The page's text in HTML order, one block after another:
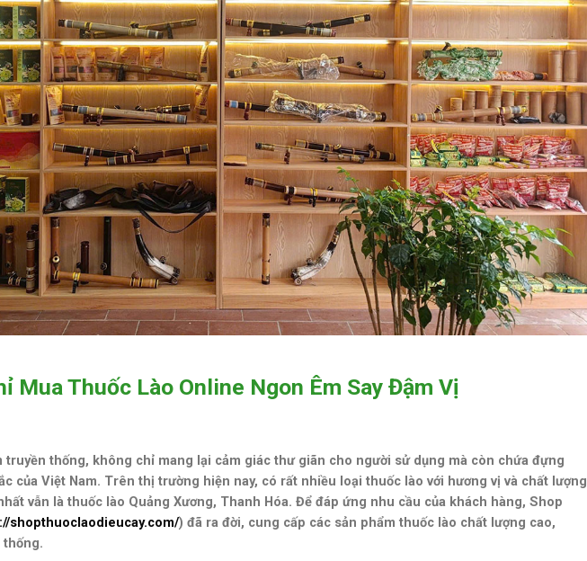
Mua Thuốc Lào Online Ngon Êm Say Đậm Vị
truyền thống, không chỉ mang lại cảm giác thư giãn cho người sử dụng mà còn chứa đựng
của Việt Nam. Trên thị trường hiện nay, có rất nhiều loại thuốc lào với hương vị và chất lượng
vẫn là thuốc lào Quảng Xương, Thanh Hóa. Để đáp ứng nhu cầu của khách hàng, Shop
shopthuoclaodieucay.com/) đã ra đời, cung cấp các sản phẩm thuốc lào chất lượng cao,
thống.